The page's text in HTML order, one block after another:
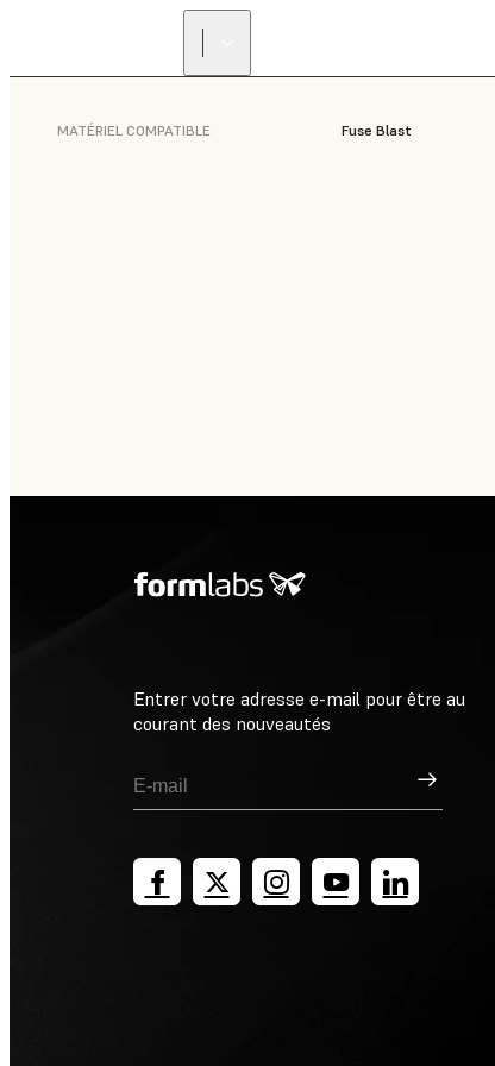
MATÉRIEL COMPATIBLE Fuse Blast
Entrer votre adresse e-mail pour être au
courant des nouveautés
Inscription